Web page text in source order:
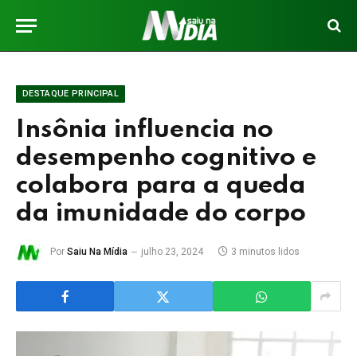
DESTAQUE PRINCIPAL
Insônia influencia no
desempenho cognitivo e
colabora para a queda
da imunidade do corpo
Por Saiu Na Mídia julho 23, 2024 3 minutos lidos